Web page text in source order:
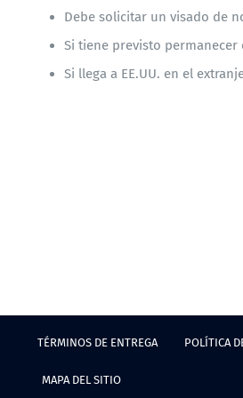
Debe solicitar un visado de
Si tiene previsto permanecer
Si llega a EE.UU. en el
TÉRMINOS DE ENTREGA POLÍTICA
MAPA DEL SITIO